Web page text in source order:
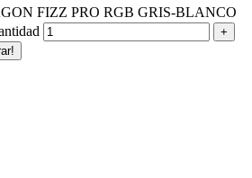
FIZZ PRO RGB GRIS-BLANCO